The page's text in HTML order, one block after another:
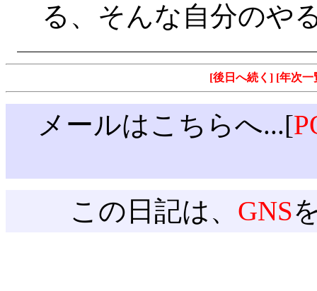
る、そんな自分のや
[後日へ続く] [年次一
メールはこちらへ...[
この日記は、 GNS